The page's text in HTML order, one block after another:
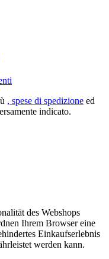
, spese di spedizione ed
indicato.
des Webshops
Ihrem Browser eine
Einkaufserlebnis
werden kann.